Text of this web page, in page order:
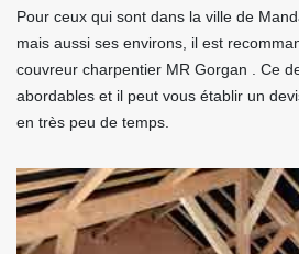
Pour ceux qui sont dans la ville de
mais aussi ses environs, il est
couvreur charpentier MR Gorgan . Ce
abordables et il peut vous établir un
en très peu de temps.